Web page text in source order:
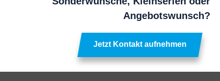
Angebotswunsch?
Jetzt Kontakt aufnehmen